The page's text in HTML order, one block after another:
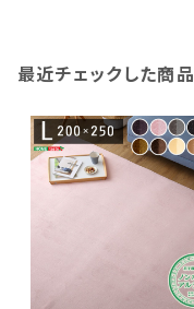
最近チェックした商品